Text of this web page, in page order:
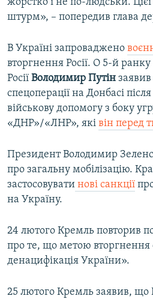
жорстко і не по-людськи.
штурм», – попередив глава
В Україні запроваджено
вторгнення Росії. О 5-й
Росії Володимир Путін
спецоперації на Донбасі після
військову допомогу з боку
«ДНР»/«ЛНР», які він перед
Президент Володимир
про загальну мобілізацію.
застосовувати нові санкції
на Україну.
24 лютого Кремль повторив
про те, що метою вторгнення
денацифікація України».
25 лютого Кремль заявив, що